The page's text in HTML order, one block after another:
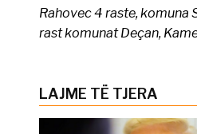
Rahovec 4 raste, komuna
rast komunat Deçan,
LAJME TË TJERA